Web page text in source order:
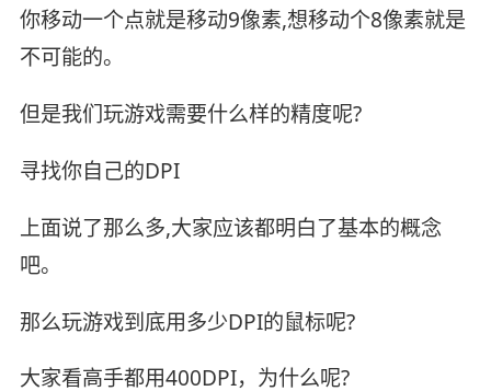
你移动一个点就是移动9像素,想移动个8像素就是
不可能的。
但是我们玩游戏需要什么样的精度呢?
寻找你自己的DPI
上面说了那么多,大家应该都明白了基本的概念
吧。
那么玩游戏到底用多少DPI的鼠标呢?
大家看高手都用400DPI，为什么呢?